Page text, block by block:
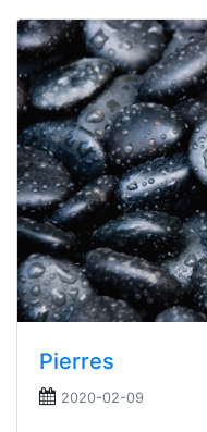
Pierres
2020-02-09